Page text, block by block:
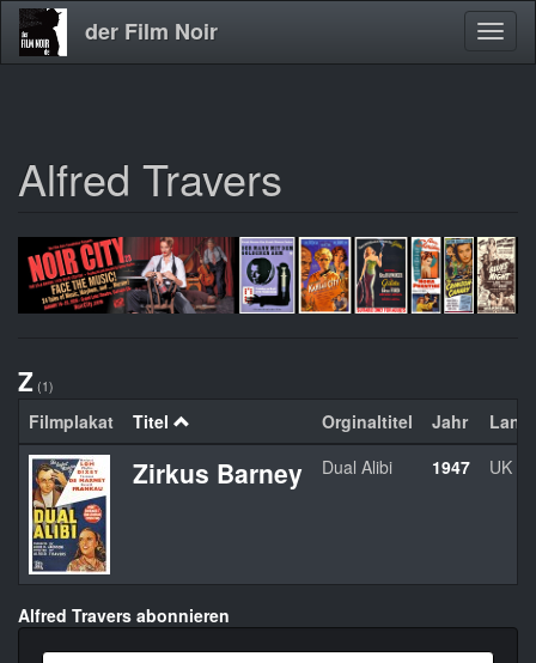
Direkt
zum
der Film Noir
Alfred Travers
Z (1)
Filmplakat Titel Orginaltitel Jahr Land
Zirkus Barney Dual Alibi 1947 UK
Alfred Travers abonnieren